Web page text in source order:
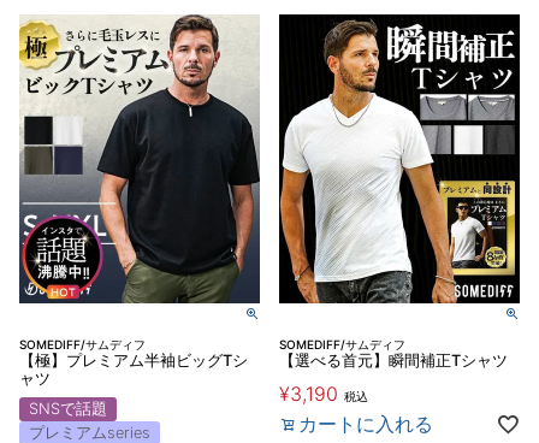
SOMEDIFF/サムディフ
【極】プレミアム半袖ビッグTシ
ャツ
SNSで話題
プレミアムseries
SOMEDIFF/サムディフ
【選べる首元】瞬間補正Tシャツ
¥3,190 税込
カートに入れる